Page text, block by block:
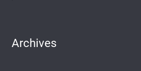
Archives